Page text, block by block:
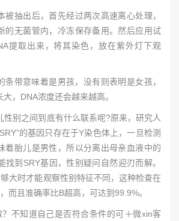
抽出后，首先经过两次高速离心处理，
的无菌管内，冷冻保存备用。然后应用试
提取出来，将其染色，放在紫外灯下观
带意味着是男孩，没有则表明是女孩，
，DNA浓度还会越来越高。
别之间到底有什么联系呢?原来，研究人
的基因只存在于Y染色体上，一旦检测
着胎儿是男性，所以分离出母亲血液中的
找到SRY基因，性别疑问自然迎刃而解。
大时才能观察性别特征不同，这种检查在
而且准确率比B超高，可达到99.9%。
知道自己是否符合条件的可＋微xin客